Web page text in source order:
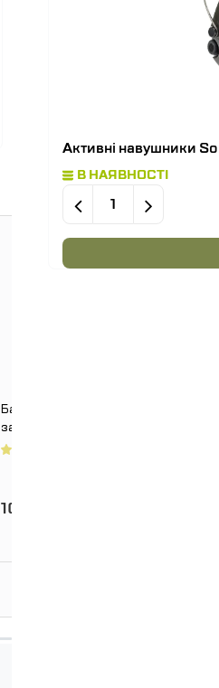
Балістичний боковий
захист 2 клас
SPECPROM. Розмір 150
1080.0
Активні навушники
В НАЯВНОСТІ